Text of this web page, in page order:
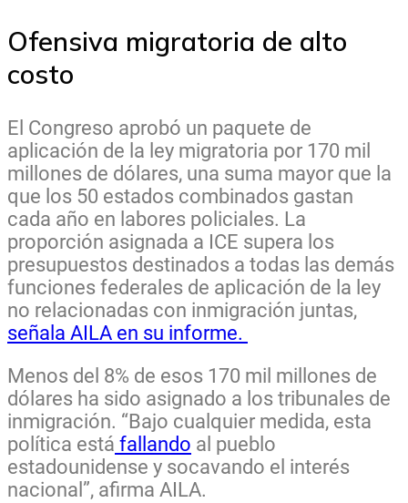
Ofensiva migratoria de alto
costo
El Congreso aprobó un paquete de
aplicación de la ley migratoria por 170 mil
millones de dólares, una suma mayor que la
que los 50 estados combinados gastan
cada año en labores policiales. La
proporción asignada a ICE supera los
presupuestos destinados a todas las demás
funciones federales de aplicación de la ley
no relacionadas con inmigración juntas,
señala AILA en su informe.
Menos del 8% de esos 170 mil millones de
dólares ha sido asignado a los tribunales de
inmigración. “Bajo cualquier medida, esta
política está fallando al pueblo
estadounidense y socavando el interés
nacional”, afirma AILA.